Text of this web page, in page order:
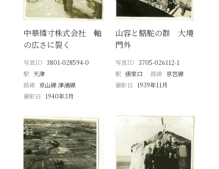
中華燐寸株式会社 軸
の広さに裂く
写真ID 3801-028594-0
駅 天津
路線 京山線 津浦線
撮影日
1940年3月
山容と駱駝の群 大境
門外
写真ID 3705-026112-1
駅 張家口 路線 京包線
撮影日
1939年11月